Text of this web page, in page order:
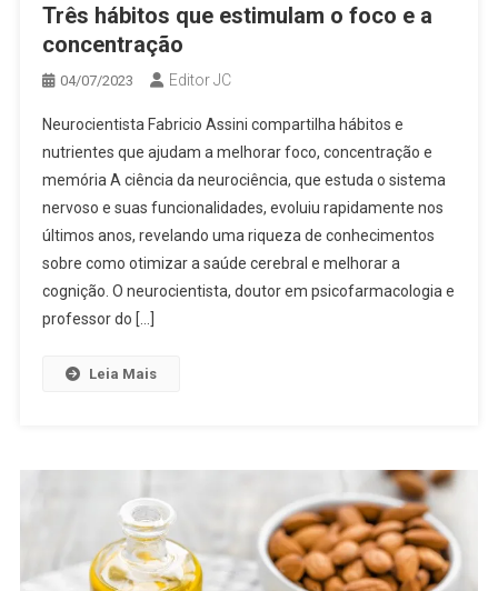
Três hábitos que estimulam o foco e a
concentração
04/07/2023 Editor JC
Neurocientista Fabricio Assini compartilha hábitos e
nutrientes que ajudam a melhorar foco, concentração e
memória A ciência da neurociência, que estuda o sistema
nervoso e suas funcionalidades, evoluiu rapidamente nos
últimos anos, revelando uma riqueza de conhecimentos
sobre como otimizar a saúde cerebral e melhorar a
cognição. O neurocientista, doutor em psicofarmacologia e
professor do […]
Leia Mais